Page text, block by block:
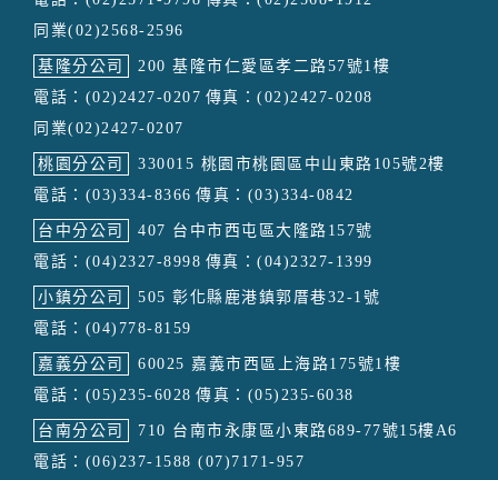
同業(02)2568-2596
基隆分公司
200 基隆市仁愛區孝二路57號1樓
電話：(02)2427-0207 傳真：(02)2427-0208
同業(02)2427-0207
桃園分公司
330015 桃園市桃園區中山東路105號2樓
電話：(03)334-8366 傳真：(03)334-0842
台中分公司
407 台中市西屯區大隆路157號
電話：(04)2327-8998 傳真：(04)2327-1399
小鎮分公司
505 彰化縣鹿港鎮郭厝巷32-1號
電話：(04)778-8159
嘉義分公司
60025 嘉義市西區上海路175號1樓
電話：(05)235-6028 傳真：(05)235-6038
台南分公司
710 台南市永康區小東路689-77號15樓A6
電話：(06)237-1588 (07)7171-957